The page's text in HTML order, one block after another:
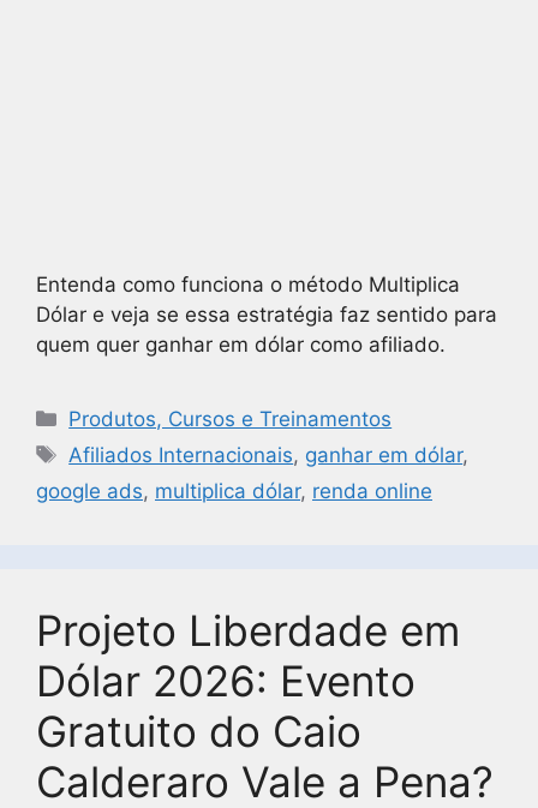
Entenda como funciona o método Multiplica
Dólar e veja se essa estratégia faz sentido para
quem quer ganhar em dólar como afiliado.
Produtos, Cursos e Treinamentos
Afiliados Internacionais, ganhar em dólar,
google ads, multiplica dólar, renda online
Projeto Liberdade em
Dólar 2026: Evento
Gratuito do Caio
Calderaro Vale a Pena?